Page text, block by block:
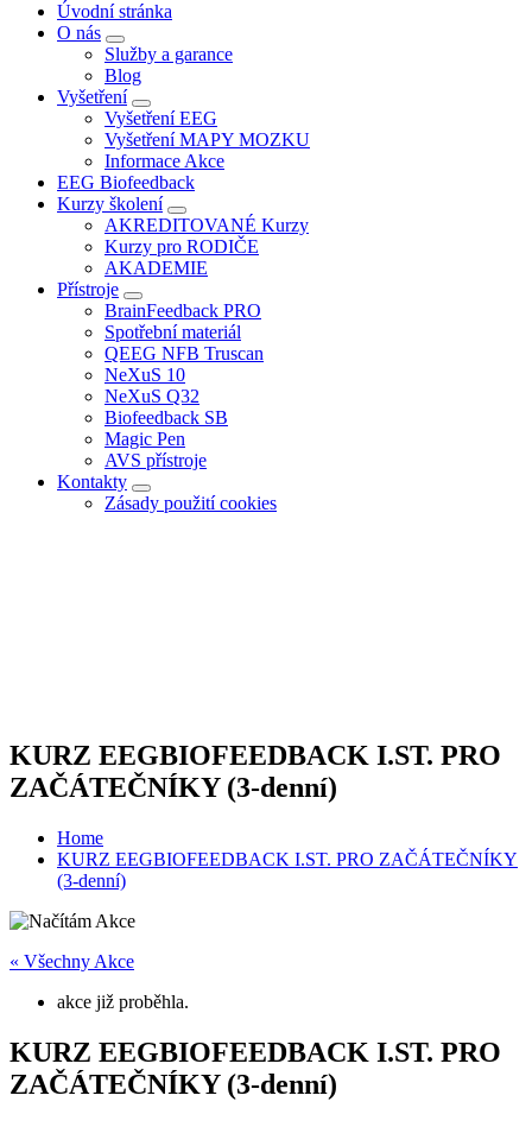
Úvodní stránka
O nás
Služby a garance
Blog
Vyšetření
Vyšetření EEG
Vyšetření MAPY MOZKU
Informace Akce
EEG Biofeedback
Kurzy školení
AKREDITOVANÉ Kurzy
Kurzy pro RODIČE
AKADEMIE
Přístroje
BrainFeedback PRO
Spotřební materiál
QEEG NFB Truscan
NeXuS 10
NeXuS Q32
Biofeedback SB
Magic Pen
AVS přístroje
Kontakty
Zásady použití cookies
KURZ EEGBIOFEEDBACK I.ST. PRO
ZAČÁTEČNÍKY (3-denní)
Home
KURZ EEGBIOFEEDBACK I.ST. PRO ZAČÁTEČNÍKY
(3-denní)
« Všechny Akce
akce již proběhla.
KURZ EEGBIOFEEDBACK I.ST. PRO
ZAČÁTEČNÍKY (3-denní)